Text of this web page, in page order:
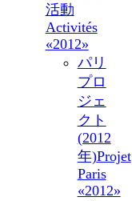
活動
Activités
«2012»
パリ
プロ
ジェ
クト
(2012
年)Projet
Paris
«2012»